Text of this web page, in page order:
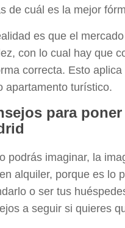
de cuál es la mejor
es que el
con lo cual hay que
correcta. Esto
apartamento turístico.
para
podrás imaginar, la
alquiler, porque es lo
o ser tus
a seguir si quieres